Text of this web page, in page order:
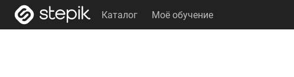
Каталог Моё обучение